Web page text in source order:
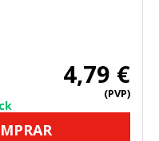
4,79 €
(PVP)